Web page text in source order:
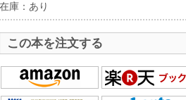
在庫：あり
この本を注文する